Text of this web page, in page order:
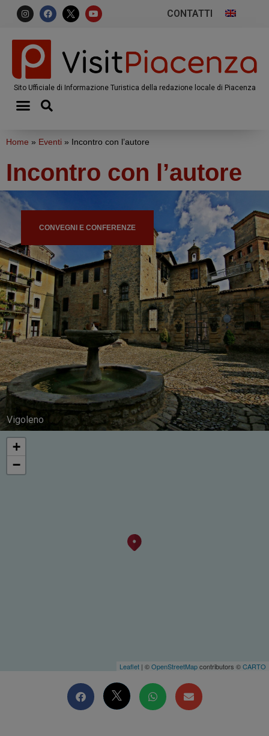
CONTATTI
Sito Ufficiale di Informazione Turistica della redazione locale di Piacenza
Home » Eventi » Incontro con l’autore
Incontro con l’autore
CONVEGNI E CONFERENZE
Vigoleno
+
−
Leaflet | ©OpenStreetMapcontributors ©CARTO